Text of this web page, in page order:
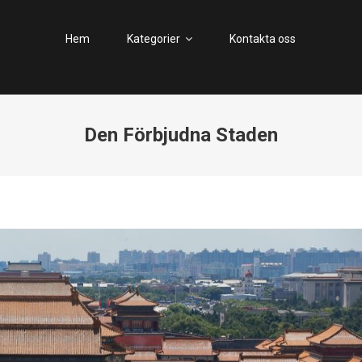
MOTKINA.SE
Hem Kategorier Kontakta oss
Den Förbjudna Staden